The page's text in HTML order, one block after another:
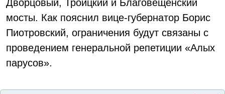
Дворцовый, Троицкий и Благовещенский
мосты. Как пояснил вице-губернатор Борис
Пиотровский, ограничения будут связаны с
проведением генеральной репетиции «Алых
парусов».